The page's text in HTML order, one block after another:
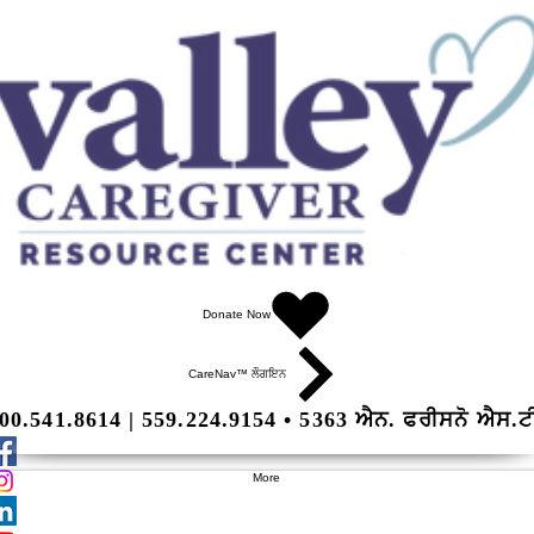
Donate Now
CareNav™ ਲੌਗਇਨ
| 559.224.9154 • 5363 ਐਨ. ਫਰੀਸਨੋ
More